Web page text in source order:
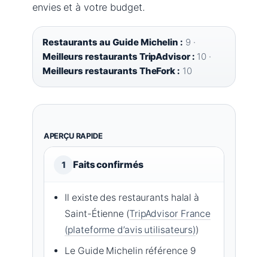
envies et à votre budget.
Restaurants au Guide Michelin : 9 ·
Meilleurs restaurants TripAdvisor : 10 ·
Meilleurs restaurants TheFork : 10
APERÇU RAPIDE
1 Faits confirmés
Il existe des restaurants halal à
Saint-Étienne (TripAdvisor France
(plateforme d’avis utilisateurs))
Le Guide Michelin référence 9